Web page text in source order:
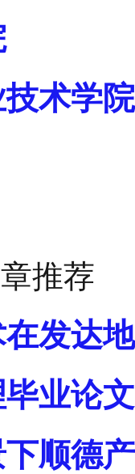
术学院
推荐
发达
业论
顺德